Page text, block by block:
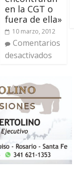
en la CGT o
fuera de ella»
10 marzo, 2012
Comentarios
desactivados